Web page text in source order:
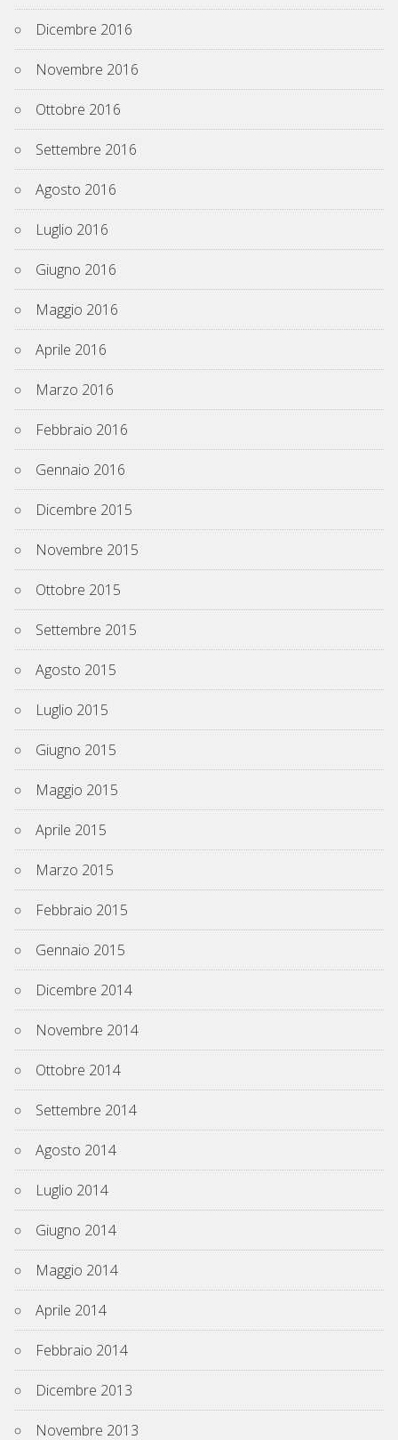
Dicembre 2016
Novembre 2016
Ottobre 2016
Settembre 2016
Agosto 2016
Luglio 2016
Giugno 2016
Maggio 2016
Aprile 2016
Marzo 2016
Febbraio 2016
Gennaio 2016
Dicembre 2015
Novembre 2015
Ottobre 2015
Settembre 2015
Agosto 2015
Luglio 2015
Giugno 2015
Maggio 2015
Aprile 2015
Marzo 2015
Febbraio 2015
Gennaio 2015
Dicembre 2014
Novembre 2014
Ottobre 2014
Settembre 2014
Agosto 2014
Luglio 2014
Giugno 2014
Maggio 2014
Aprile 2014
Febbraio 2014
Dicembre 2013
Novembre 2013